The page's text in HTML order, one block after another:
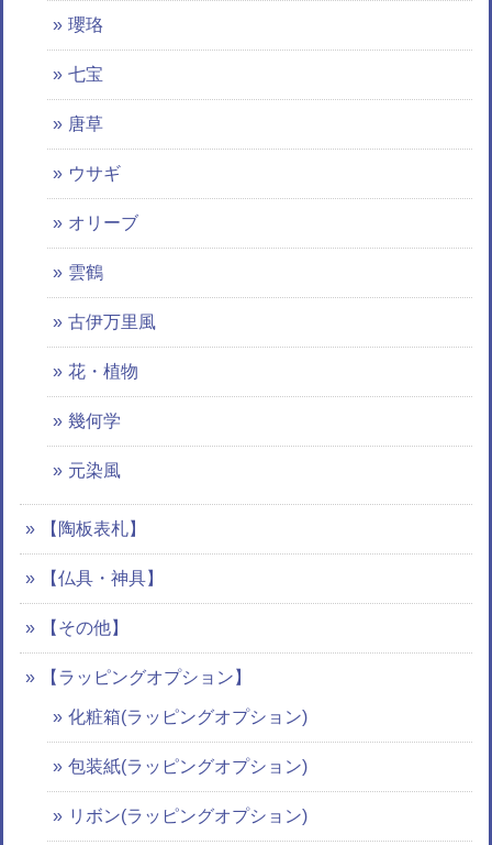
瓔珞
七宝
唐草
ウサギ
オリーブ
雲鶴
古伊万里風
花・植物
幾何学
元染風
【陶板表札】
【仏具・神具】
【その他】
【ラッピングオプション】
化粧箱(ラッピングオプション)
包装紙(ラッピングオプション)
リボン(ラッピングオプション)